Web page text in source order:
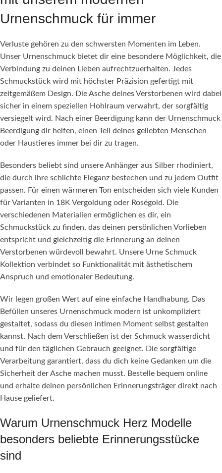
Urnenschmuck für immer
Verluste gehören zu den schwersten Momenten im Leben.
Unser Urnenschmuck bietet dir eine besondere Möglichkeit, die
Verbindung zu deinen Lieben aufrechtzuerhalten. Jedes
Schmuckstück wird mit höchster Präzision gefertigt mit
zeitgemäßem Design. Die Asche deines Verstorbenen wird dabei
sicher in einem speziellen Hohlraum verwahrt, der sorgfältig
versiegelt wird. Nach einer Beerdigung kann der Urnenschmuck
Beerdigung dir helfen, einen Teil deines geliebten Menschen
oder Haustieres immer bei dir zu tragen.
Besonders beliebt sind unsere Anhänger aus Silber rhodiniert,
die durch ihre schlichte Eleganz bestechen und zu jedem Outfit
passen. Für einen wärmeren Ton entscheiden sich viele Kunden
für Varianten in 18K Vergoldung oder Roségold. Die
verschiedenen Materialien ermöglichen es dir, ein
Schmuckstück zu finden, das deinen persönlichen Vorlieben
entspricht und gleichzeitig die Erinnerung an deinen
Verstorbenen würdevoll bewahrt. Unsere Urne Schmuck
Kollektion verbindet so Funktionalität mit ästhetischem
Anspruch und emotionaler Bedeutung.
Wir legen großen Wert auf eine einfache Handhabung. Das
Befüllen unseres Urnenschmuck modern ist unkompliziert
gestaltet, sodass du diesen intimen Moment selbst gestalten
kannst. Nach dem Verschließen ist der Schmuck wasserdicht
und für den täglichen Gebrauch geeignet. Die sorgfältige
Verarbeitung garantiert, dass du dich keine Gedanken um die
Sicherheit der Asche machen musst. Bestelle bequem online
und erhalte deinen persönlichen Erinnerungsträger direkt nach
Hause geliefert.
Warum Urnenschmuck Herz Modelle
besonders beliebte Erinnerungsstücke
sind